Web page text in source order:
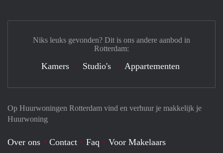
Op Huurwoningen Rotterdam vind en verhuur je makkelijk je
Huurwoning
Over ons Contact Faq Voor Makelaars
Niks leuks gevonden? Dit is ons andere aanbod in
Rotterdam:
Kamers Studio's Appartementen